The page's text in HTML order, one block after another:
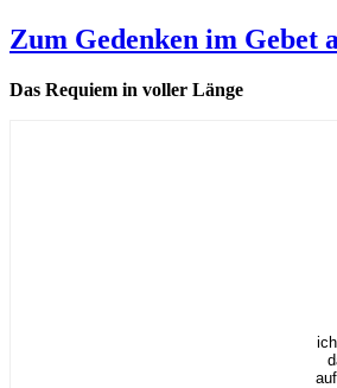
Zum Gedenken im
Das Requiem in voller Länge